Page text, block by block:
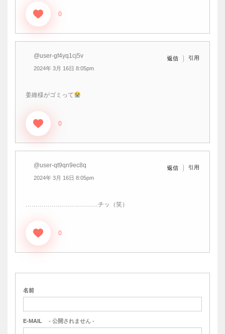
0
@user-gf4yq1cj5v
2024年 3月 16日 8:05pm
返信 引用
姜維様がゴミって
0
@user-qt9qn9ec8q
2024年 3月 16日 8:05pm
返信 引用
………………………………チッ（笑）
0
名前
E-MAIL - 公開されません -